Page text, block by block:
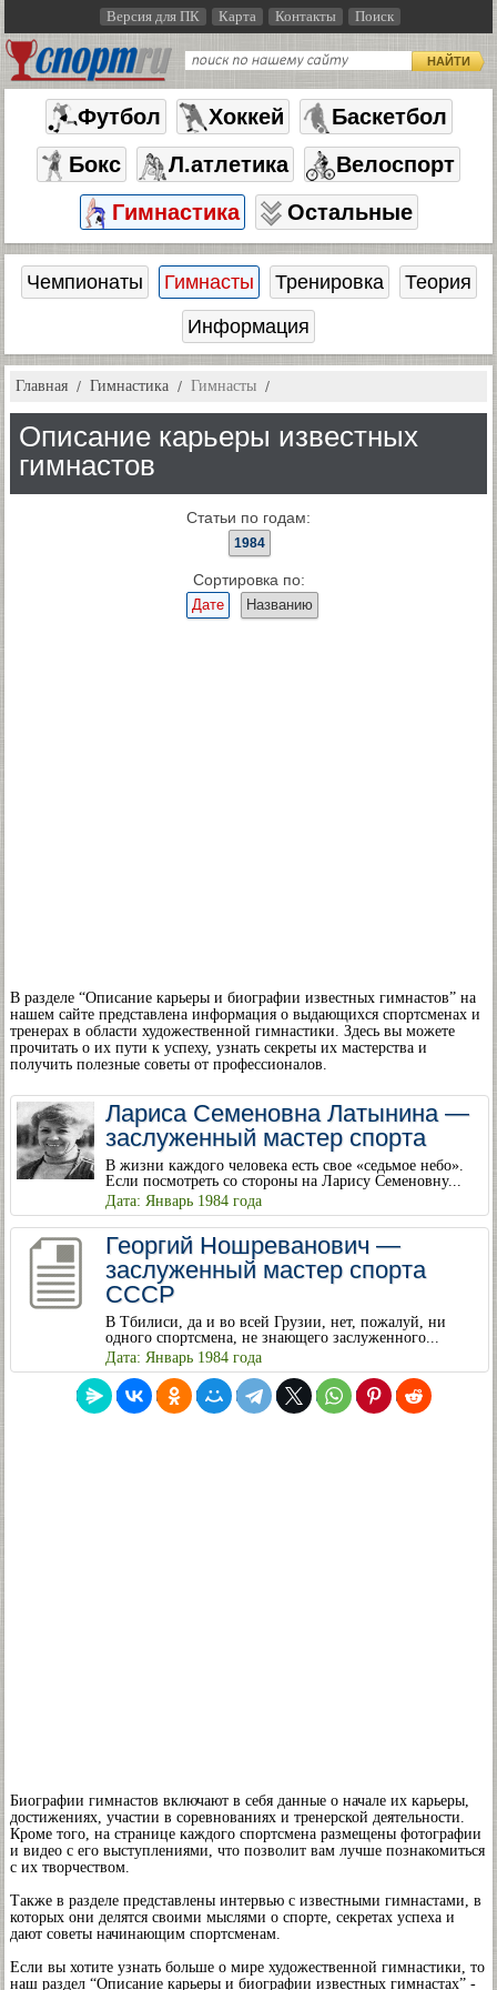
Версия для ПК Карта Контакты Поиск
НАЙТИ
Футбол Хоккей
Баскетбол
Бокс
Л.атлетика
Велоспорт
Гимнастика
Остальные
Чемпионаты Гимнасты Тренировка
Теория
Информация
Главная Гимнастика Гимнасты
Описание карьеры известных
гимнастов
Статьи по годам:
1984
Сортировка по:
Дате Названию
В разделе “Описание карьеры и биографии известных гимнастов” на
нашем сайте представлена информация о выдающихся спортсменах и
тренерах в области художественной гимнастики. Здесь вы можете
прочитать о их пути к успеху, узнать секреты их мастерства и
получить полезные советы от профессионалов.
Лариса Семеновна Латынина —
заслуженный мастер спорта
В жизни каждого человека есть свое «седьмое небо».
Если посмотреть со стороны на Ларису Семеновну...
Дата: Январь 1984 года
Георгий Ношреванович —
заслуженный мастер спорта
СССР
В Тбилиси, да и во всей Грузии, нет, пожалуй, ни
одного спортсмена, не знающего заслуженного...
Дата: Январь 1984 года
Биографии гимнастов включают в себя данные о начале их карьеры,
достижениях, участии в соревнованиях и тренерской деятельности.
Кроме того, на странице каждого спортсмена размещены фотографии
и видео с его выступлениями, что позволит вам лучше познакомиться
с их творчеством.
Также в разделе представлены интервью с известными гимнастами, в
которых они делятся своими мыслями о спорте, секретах успеха и
дают советы начинающим спортсменам.
Если вы хотите узнать больше о мире художественной гимнастики, то
наш раздел “Описание карьеры и биографии известных гимнастах” -